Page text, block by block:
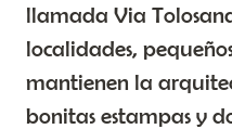
llamada Via
localidades,
mantienen la
bonitas estampas y